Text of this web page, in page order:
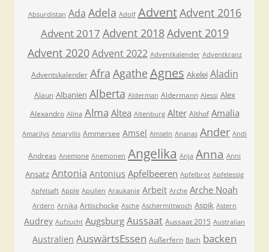
Absurdistan Ada Adela Adolf AdventAdvent 2016
Advent 2017 Advent 2018Advent 2019
Advent 2020 Advent 2022 Adventkalender Adventkranz
Adventskalender Afra Agathe Agnes Akelei Aladin
Alaun Albanien Alberta Alderman Aldermann Alessi Alex
Alexandro Alina Alma Altea Altenburg Alter Althof Amalia
Amarilys Amaryllis Ammersee Amsel Amseln Ananas Ander Andi
Andreas Anemone Anemonen Angelika Anja Anna Anni
Ansatz Antonia Antonius Apfelbeeren Apfelbrot Apfelessig
Apfelsaft Apple Apulien Araukanie Arbeit Arche Arche Noah
Ardern Arnika Artischocke Asche Aschermittwoch Aspik Astern
Audrey Aufzucht Augsburg Aussaat Aussaat 2015 Australian
Australien AuswärtsEssen Außerfern Bach backen